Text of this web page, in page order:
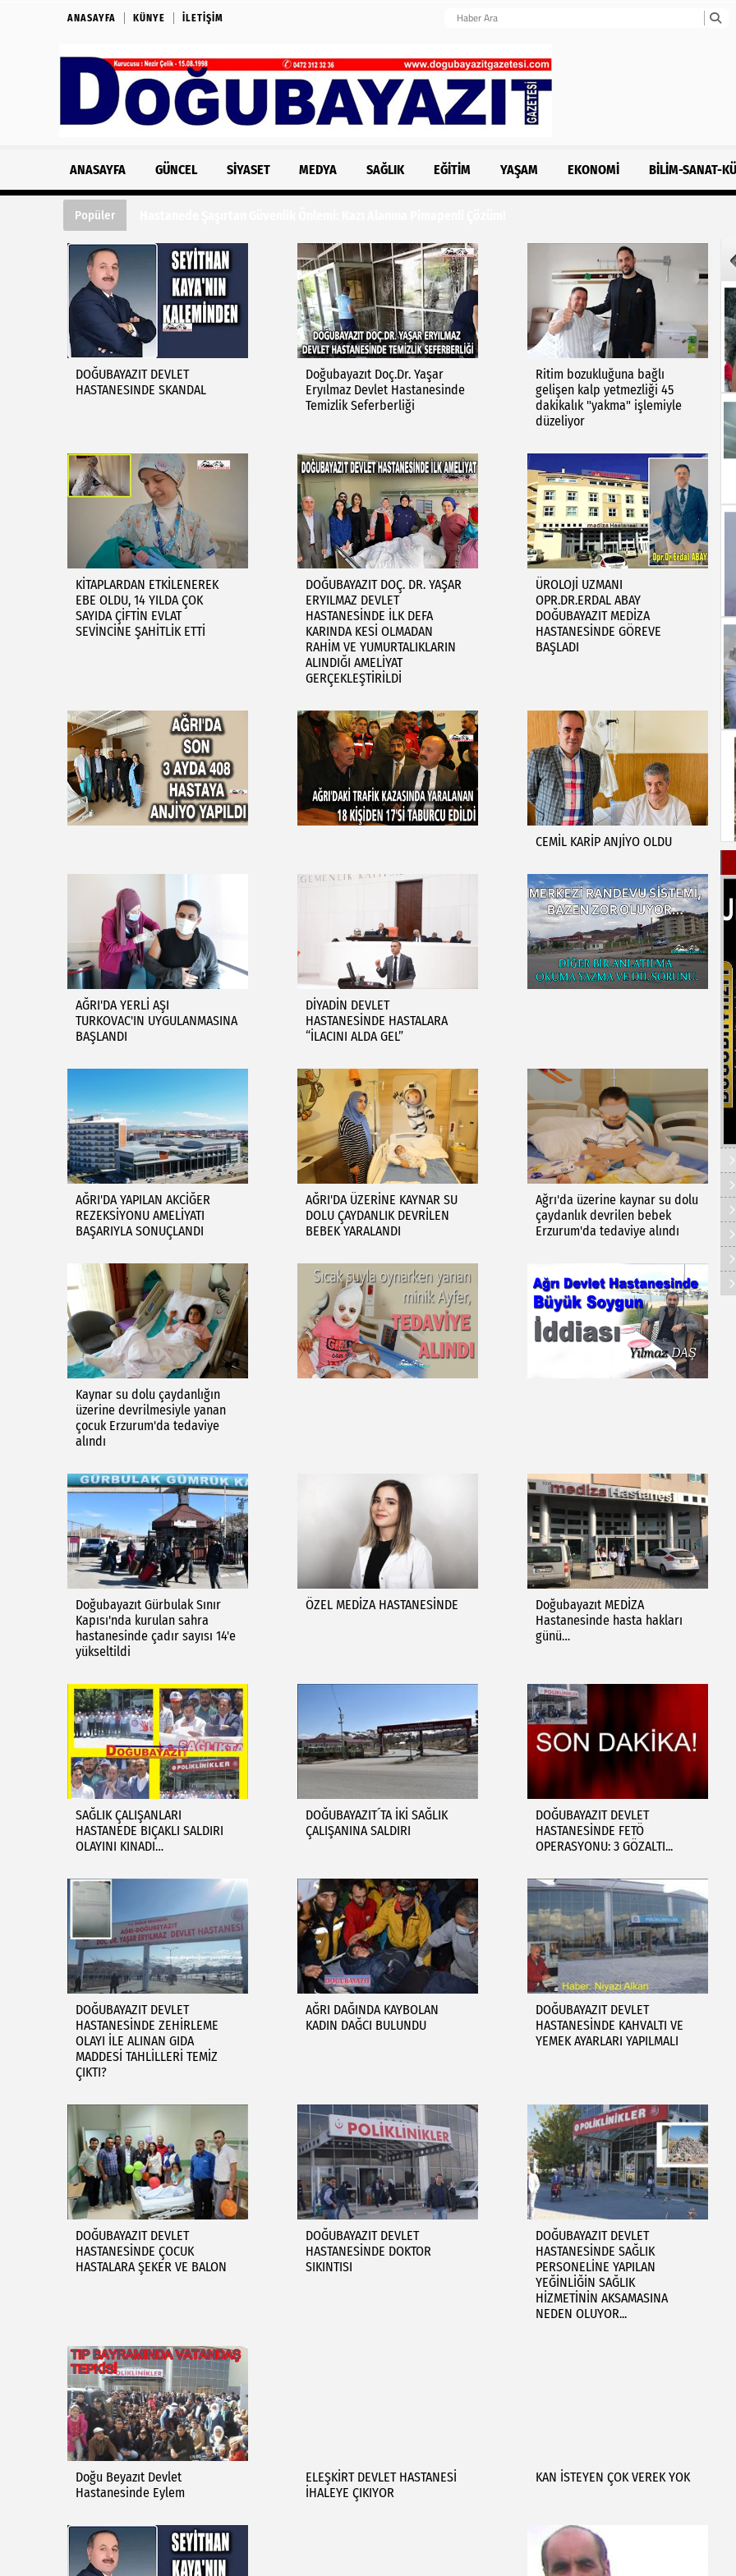
ANASAYFA KÜNYE İLETIŞIM
ANASAYFA GÜNCEL SIYASET MEDYA SAĞLIK EĞITIM YAŞAM EKONOMI BILIM-SANAT-
Popüler
DOĞUBAYAZIT DEVLET
HASTANESINDE SKANDAL
Doğubayazıt Doç.Dr. Yaşar
Eryılmaz Devlet Hastanesinde
Temizlik Seferberliği
Ritim bozukluğuna bağlı
gelişen kalp yetmezliği 45
dakikalık "yakma" işlemiyle
düzeliyor
KİTAPLARDAN ETKİLENEREK
EBE OLDU, 14 YILDA ÇOK
SAYIDA ÇİFTİN EVLAT
SEVİNCİNE ŞAHİTLİK ETTİ
DOĞUBAYAZIT DOÇ. DR. YAŞAR
ERYILMAZ DEVLET
HASTANESİNDE İLK DEFA
KARINDA KESİ OLMADAN
RAHİM VE YUMURTALIKLARIN
ALINDIĞI AMELİYAT
GERÇEKLEŞTİRİLDİ
ÜROLOJİ UZMANI
OPR.DR.ERDAL ABAY
DOĞUBAYAZIT MEDİZA
HASTANESİNDE GÖREVE
BAŞLADI
CEMİL KARİP ANJİYO OLDU
AĞRI'DA YERLİ AŞI
TURKOVAC'IN UYGULANMASINA
BAŞLANDI
DİYADİN DEVLET
HASTANESİNDE HASTALARA
“İLACINI ALDA GEL”
AĞRI'DA YAPILAN AKCİĞER
REZEKSİYONU AMELİYATI
BAŞARIYLA SONUÇLANDI
AĞRI'DA ÜZERİNE KAYNAR SU
DOLU ÇAYDANLIK DEVRİLEN
BEBEK YARALANDI
Ağrı'da üzerine kaynar su dolu
çaydanlık devrilen bebek
Erzurum'da tedaviye alındı
Kaynar su dolu çaydanlığın
üzerine devrilmesiyle yanan
çocuk Erzurum'da tedaviye
alındı
Doğubayazıt Gürbulak Sınır
Kapısı'nda kurulan sahra
hastanesinde çadır sayısı 14'e
yükseltildi
ÖZEL MEDİZA HASTANESİNDE
Doğubayazıt MEDİZA
Hastanesinde hasta hakları
günü…
SAĞLIK ÇALIŞANLARI
HASTANEDE BIÇAKLI SALDIRI
OLAYINI KINADI…
DOĞUBAYAZIT´TA İKİ SAĞLIK
ÇALIŞANINA SALDIRI
DOĞUBAYAZIT DEVLET
HASTANESİNDE FETÖ
OPERASYONU: 3 GÖZALTI...
DOĞUBAYAZIT DEVLET
HASTANESİNDE ZEHİRLEME
OLAYI İLE ALINAN GIDA
MADDESİ TAHLİLLERİ TEMİZ
ÇIKTI?
AĞRI DAĞINDA KAYBOLAN
KADIN DAĞCI BULUNDU
DOĞUBAYAZIT DEVLET
HASTANESİNDE KAHVALTI VE
YEMEK AYARLARI YAPILMALI
DOĞUBAYAZIT DEVLET
HASTANESİNDE ÇOCUK
HASTALARA ŞEKER VE BALON
DOĞUBAYAZIT DEVLET
HASTANESİNDE DOKTOR
SIKINTISI
DOĞUBAYAZIT DEVLET
HASTANESİNDE SAĞLIK
PERSONELİNE YAPILAN
YEĞİNLİĞİN SAĞLIK
HİZMETİNİN AKSAMASINA
NEDEN OLUYOR...
Doğu Beyazıt Devlet
Hastanesinde Eylem
ELEŞKİRT DEVLET HASTANESİ
İHALEYE ÇIKIYOR
KAN İSTEYEN ÇOK VEREK YOK